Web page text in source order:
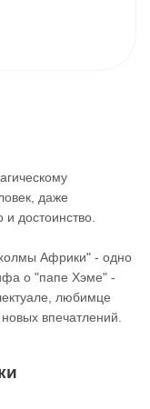
даже
достоинство.
Африки" - одно
о "папе Хэме" -
любимце
впечатлений.